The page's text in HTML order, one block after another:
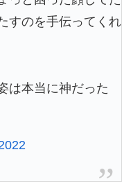
すのを手伝ってくれ
は本当に神だった